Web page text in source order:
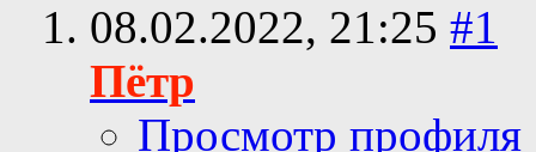
08.02.2022, 21:25 #1
Пётр
Просмотр профиля